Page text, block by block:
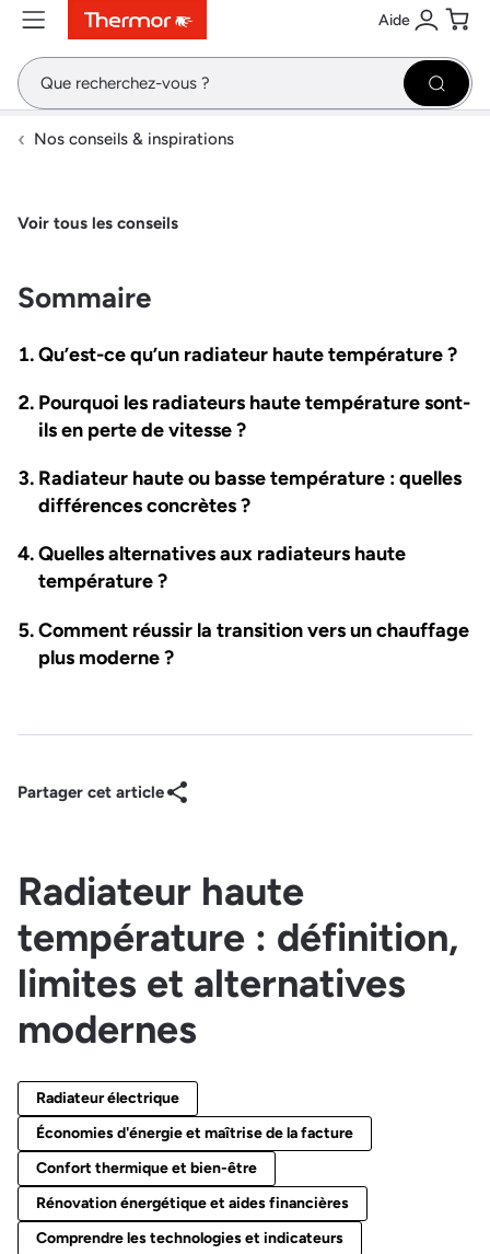
ContenuMenuRecherche Aide
Se
Nos conseils & inspirations
Voir tous les conseils
Sommaire
Qu’est-ce qu’un radiateur haute température ?
Pourquoi les radiateurs haute température sont-
ils en perte de vitesse ?
Radiateur haute ou basse température : quelles
différences concrètes ?
Quelles alternatives aux radiateurs haute
température ?
Comment réussir la transition vers un chauffage
plus moderne ?
Partager cet article
Radiateur haute
température : définition,
limites et alternatives
modernes
Radiateur électrique
Économies d'énergie et maîtrise de la facture
Confort thermique et bien-être
Rénovation énergétique et aides financières
Comprendre les technologies et indicateurs